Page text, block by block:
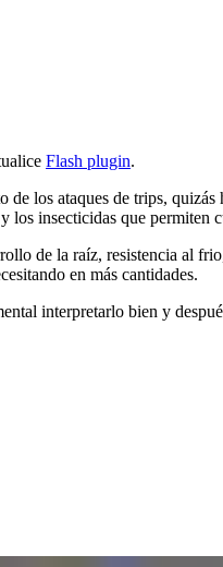
Flash plugin.
los ataques de trips,
los insecticidas que permiten
de la raíz, resistencia al
en más cantidades.
interpretarlo bien y